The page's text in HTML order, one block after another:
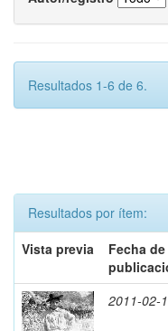
Resultados 1-6 de 6.
Resultados por ítem:
Vista previa
Fecha de
2011-02-